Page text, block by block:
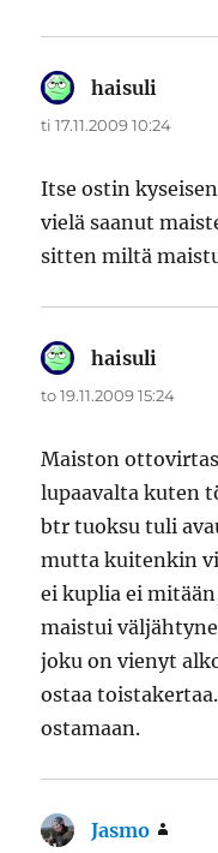
haisuli
ti 17.11.2009 10:24
Itse ostin
vielä saanut
sitten miltä
haisuli
to 19.11.2009 15:24
Maiston
lupaavalta kuten
btr tuoksu tuli
mutta kuitenkin
ei kuplia ei
maistui
joku on vienyt
ostaa
ostamaan.
Jasmo